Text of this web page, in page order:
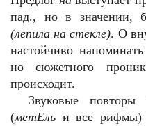
пад., но в значении,
(лепила на стекле). О
настойчиво
но сюжетного
происходит.
Звуковые
(метЕль и все